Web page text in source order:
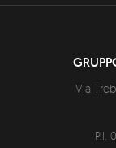
Via
P.I.